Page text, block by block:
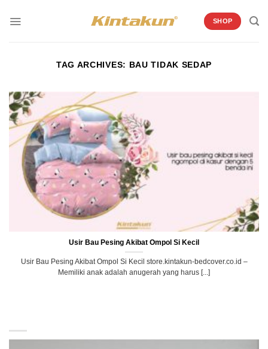
SHOP
TAG ARCHIVES: BAU TIDAK SEDAP
Usir Bau Pesing Akibat Ompol Si Kecil
Usir Bau Pesing Akibat Ompol Si Kecil store.kintakun-bedcover.co.id –
Memiliki anak adalah anugerah yang harus [...]